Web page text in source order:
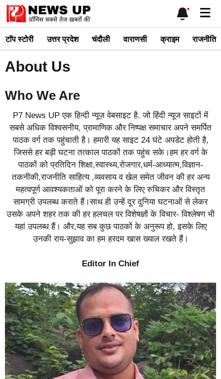
Skip
content
टाॅप स्टोरी उत्तर प्रदेश चंदौली वाराणसी क्राइम राजनीति
About Us
Who We Are
P7 News UP एक हिन्दी न्यूज़ वेबसाइट है. जो हिंदी न्यूज साइटों में
सबसे अधिक विश्वसनीय, प्रामाणिक और निष्पक्ष समाचार अपने समर्पित
पाठक वर्ग तक पहुंचाती है। हमारी यह साइट 24 घंटे अपडेट होती है,
जिससे हर बड़ी घटना तत्काल पाठकों तक पहुंच सके।हम हर वर्ग के
पाठकों को प्रतिदिन शिक्षा,स्वास्थ्य,रोजगार,धर्म-आध्यात्म,विज्ञान-
तकनीकी,राजनीति साहित्य ,व्यवसाय व खेल समेत जीवन की हर अन्य
महत्वपूर्ण आवश्यकताओं को पूरा करने के लिए रुचिकर और विस्तृत
सामग्री उपलब्ध कराते हैं।साथ ही उन्हें दूर दुनिया घटनाओं से लेकर
उसके अपने शहर तक की हर हलचल पर विशेषज्ञों के विचार- विश्लेषण भी
यहां उपलब्ध हैं। और,यह सब कुछ पाठकों के अनुरूप हो, इसके लिए
उनकी राय-सुझाव का हम हरदम खास ख्याल रखते हैं।
Editor In Chief